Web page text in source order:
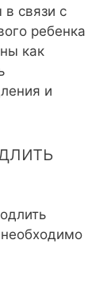
связи с
ребенка
как
и